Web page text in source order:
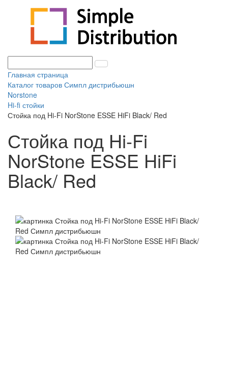
Главная страница
Каталог товаров Симпл дистрибьюшн
Norstone
Hi-fi стойки
Стойка под Hi-Fi NorStone ESSE HiFi Black/ Red
Стойка под Hi-Fi
NorStone ESSE HiFi
Black/ Red